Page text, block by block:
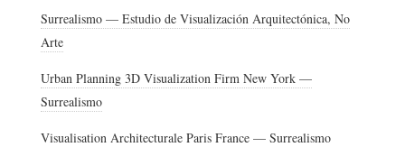
Surrealismo — Estudio de Visualización Arquitectónica, No
Arte
Urban Planning 3D Visualization Firm New York —
Surrealismo
Visualisation Architecturale Paris France — Surrealismo